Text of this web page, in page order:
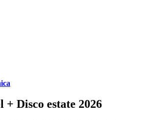
Disco estate 2026